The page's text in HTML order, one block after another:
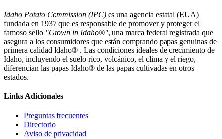
Idaho Potato Commission (IPC) es una agencia estatal (EUA)
fundada en 1937 que es responsable de promover y proteger el
famoso sello "Grown in Idaho®", una marca federal registrada que
asegura a los consumidores que están comprando papas genuinas de
primera calidad Idaho® . Las condiciones ideales de crecimiento de
Idaho, incluyendo el suelo rico, volcánico, el clima y el riego,
diferencian las papas Idaho® de las papas cultivadas en otros
estados.
Links Adicionales
Preguntas frecuentes
Directorio
Aviso de privacidad